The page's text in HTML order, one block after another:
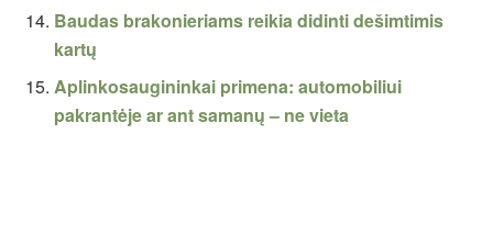
Baudas brakonieriams reikia didinti dešimtimis
kartų
Aplinkosaugininkai primena: automobiliui
pakrantėje ar ant samanų – ne vieta